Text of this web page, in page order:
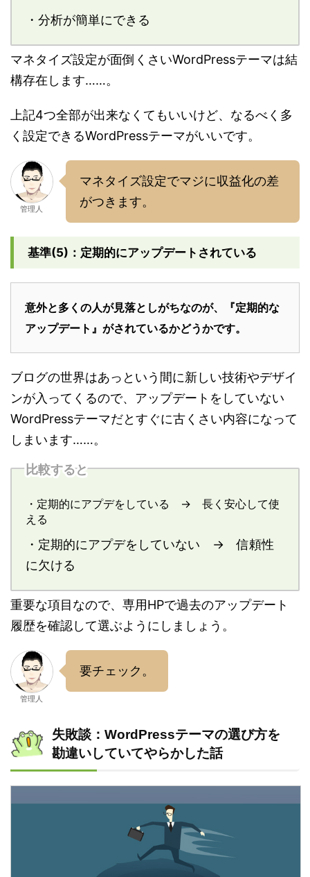
・分析が簡単にできる
マネタイズ設定が面倒くさいWordPressテーマは結
構存在します……。
上記4つ全部が出来なくてもいいけど、なるべく多
く設定できるWordPressテーマがいいです。
管理人
マネタイズ設定でマジに収益化の差
がつきます。
基準(5)：定期的にアップデートされている
意外と多くの人が見落としがちなのが、『定期的な
アップデート』がされているかどうかです。
ブログの世界はあっという間に新しい技術やデザイ
ンが入ってくるので、アップデートをしていない
WordPressテーマだとすぐに古くさい内容になって
しまいます……。
比較すると
・定期的にアプデをしている → 長く安心して使
える
・定期的にアプデをしていない → 信頼性
に欠ける
重要な項目なので、専用HPで過去のアップデート
履歴を確認して選ぶようにしましょう。
管理人
要チェック。
失敗談：WordPressテーマの選び方を
勘違いしていてやらかした話